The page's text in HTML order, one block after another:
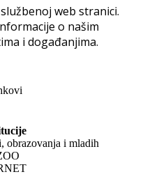
web stranici.
o našim
i događanjima.
obrazovanja i mladih